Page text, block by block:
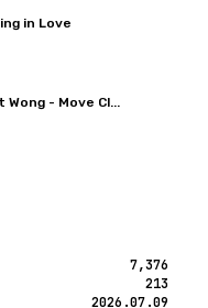
in Love
- Move Cl...
7,376
213
2026.07.09